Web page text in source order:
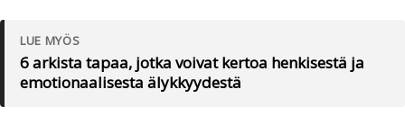
LUE MYÖS
6 arkista tapaa, jotka voivat kertoa henkisestä ja
emotionaalisesta älykkyydestä